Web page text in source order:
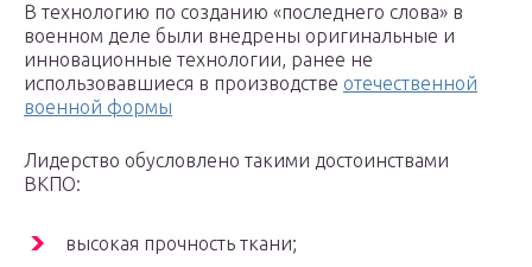
В технологию по созданию «последнего слова» в
военном деле были внедрены оригинальные и
инновационные технологии, ранее не
использовавшиеся в производстве отечественной
военной формы
Лидерство обусловлено такими достоинствами
ВКПО:
высокая прочность ткани;